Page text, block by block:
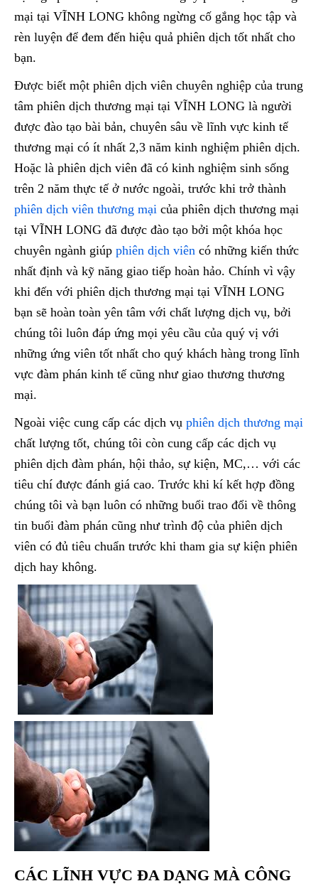
mại tại VĨNH LONG không ngừng cố gắng học tập và
rèn luyện để đem đến hiệu quả phiên dịch tốt nhất cho
bạn.
Được biết một phiên dịch viên chuyên nghiệp của trung
tâm phiên dịch thương mại tại VĨNH LONG là người
được đào tạo bài bản, chuyên sâu về lĩnh vực kinh tế
thương mại có ít nhất 2,3 năm kinh nghiệm phiên dịch.
Hoặc là phiên dịch viên đã có kinh nghiệm sinh sống
trên 2 năm thực tế ở nước ngoài, trước khi trở thành
phiên dịch viên thương mại của phiên dịch thương mại
tại VĨNH LONG đã được đào tạo bởi một khóa học
chuyên ngành giúp phiên dịch viên có những kiến thức
nhất định và kỹ năng giao tiếp hoàn hảo. Chính vì vậy
khi đến với phiên dịch thương mại tại VĨNH LONG
bạn sẽ hoàn toàn yên tâm với chất lượng dịch vụ, bởi
chúng tôi luôn đáp ứng mọi yêu cầu của quý vị với
những ứng viên tốt nhất cho quý khách hàng trong lĩnh
vực đàm phán kinh tế cũng như giao thương thương
mại.
Ngoài việc cung cấp các dịch vụ phiên dịch thương mại
chất lượng tốt, chúng tôi còn cung cấp các dịch vụ
phiên dịch đàm phán, hội thảo, sự kiện, MC,… với các
tiêu chí được đánh giá cao. Trước khi kí kết hợp đồng
chúng tôi và bạn luôn có những buổi trao đổi về thông
tin buổi đàm phán cũng như trình độ của phiên dịch
viên có đủ tiêu chuẩn trước khi tham gia sự kiện phiên
dịch hay không.
CÁC LĨNH VỰC ĐA DẠNG MÀ CÔNG